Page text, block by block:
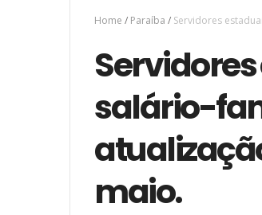
Home / Paraíba / Servidores
salário-
maio.